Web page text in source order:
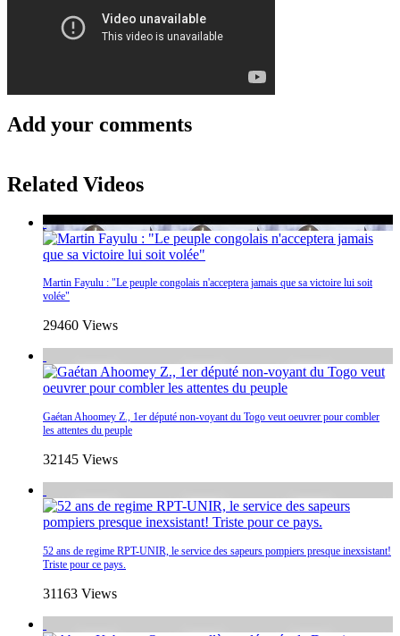
Add your comments
Related Videos
Martin Fayulu : "Le peuple congolais n'acceptera jamais que sa victoire lui soit
volée"
29460 Views
Gaétan Ahoomey Z., 1er député non-voyant du Togo veut oeuvrer pour combler
les attentes du peuple
32145 Views
52 ans de regime RPT-UNIR, le service des sapeurs pompiers presque inexsistant!
Triste pour ce pays.
31163 Views